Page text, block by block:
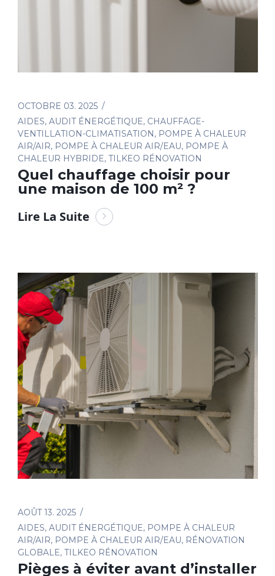
OCTOBRE 03. 2025
AIDES, AUDIT ÉNERGÉTIQUE, CHAUFFAGE-
VENTILLATION-CLIMATISATION, POMPE À CHALEUR
AIR/AIR, POMPE À CHALEUR AIR/EAU, POMPE À
CHALEUR HYBRIDE, TILKEO RÉNOVATION
Quel chauffage choisir pour
une maison de 100 m² ?
Lire La Suite
AOÛT 13. 2025
AIDES, AUDIT ÉNERGÉTIQUE, POMPE À CHALEUR
AIR/AIR, POMPE À CHALEUR AIR/EAU, RÉNOVATION
GLOBALE, TILKEO RÉNOVATION
Pièges à éviter avant d’installer